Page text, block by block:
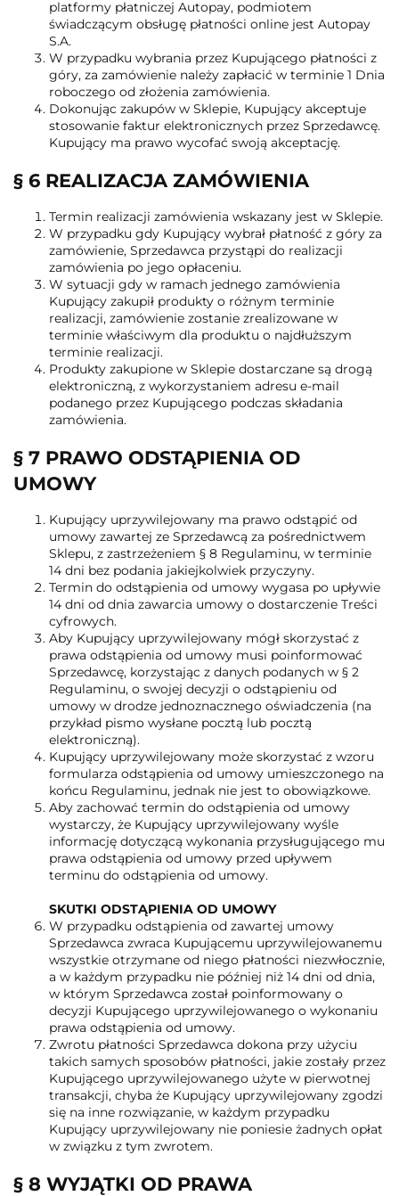
platformy płatniczej Autopay, podmiotem
świadczącym obsługę płatności online jest Autopay
S.A.
W przypadku wybrania przez Kupującego płatności z
góry, za zamówienie należy zapłacić w terminie 1 Dnia
roboczego od złożenia zamówienia.
Dokonując zakupów w Sklepie, Kupujący akceptuje
stosowanie faktur elektronicznych przez Sprzedawcę.
Kupujący ma prawo wycofać swoją akceptację.
§ 6 REALIZACJA ZAMÓWIENIA
Termin realizacji zamówienia wskazany jest w Sklepie.
W przypadku gdy Kupujący wybrał płatność z góry za
zamówienie, Sprzedawca przystąpi do realizacji
zamówienia po jego opłaceniu.
W sytuacji gdy w ramach jednego zamówienia
Kupujący zakupił produkty o różnym terminie
realizacji, zamówienie zostanie zrealizowane w
terminie właściwym dla produktu o najdłuższym
terminie realizacji.
Produkty zakupione w Sklepie dostarczane są drogą
elektroniczną, z wykorzystaniem adresu e-mail
podanego przez Kupującego podczas składania
zamówienia.
§ 7 PRAWO ODSTĄPIENIA OD
UMOWY
Kupujący uprzywilejowany ma prawo odstąpić od
umowy zawartej ze Sprzedawcą za pośrednictwem
Sklepu, z zastrzeżeniem § 8 Regulaminu, w terminie
14 dni bez podania jakiejkolwiek przyczyny.
Termin do odstąpienia od umowy wygasa po upływie
14 dni od dnia zawarcia umowy o dostarczenie Treści
cyfrowych.
Aby Kupujący uprzywilejowany mógł skorzystać z
prawa odstąpienia od umowy musi poinformować
Sprzedawcę, korzystając z danych podanych w § 2
Regulaminu, o swojej decyzji o odstąpieniu od
umowy w drodze jednoznacznego oświadczenia (na
przykład pismo wysłane pocztą lub pocztą
elektroniczną).
Kupujący uprzywilejowany może skorzystać z wzoru
formularza odstąpienia od umowy umieszczonego na
końcu Regulaminu, jednak nie jest to obowiązkowe.
Aby zachować termin do odstąpienia od umowy
wystarczy, że Kupujący uprzywilejowany wyśle
informację dotyczącą wykonania przysługującego mu
prawa odstąpienia od umowy przed upływem
terminu do odstąpienia od umowy.
SKUTKI ODSTĄPIENIA OD UMOWY
W przypadku odstąpienia od zawartej umowy
Sprzedawca zwraca Kupującemu uprzywilejowanemu
wszystkie otrzymane od niego płatności niezwłocznie,
a w każdym przypadku nie później niż 14 dni od dnia,
w którym Sprzedawca został poinformowany o
decyzji Kupującego uprzywilejowanego o wykonaniu
prawa odstąpienia od umowy.
Zwrotu płatności Sprzedawca dokona przy użyciu
takich samych sposobów płatności, jakie zostały przez
Kupującego uprzywilejowanego użyte w pierwotnej
transakcji, chyba że Kupujący uprzywilejowany zgodzi
się na inne rozwiązanie, w każdym przypadku
Kupujący uprzywilejowany nie poniesie żadnych opłat
w związku z tym zwrotem.
§ 8 WYJĄTKI OD PRAWA